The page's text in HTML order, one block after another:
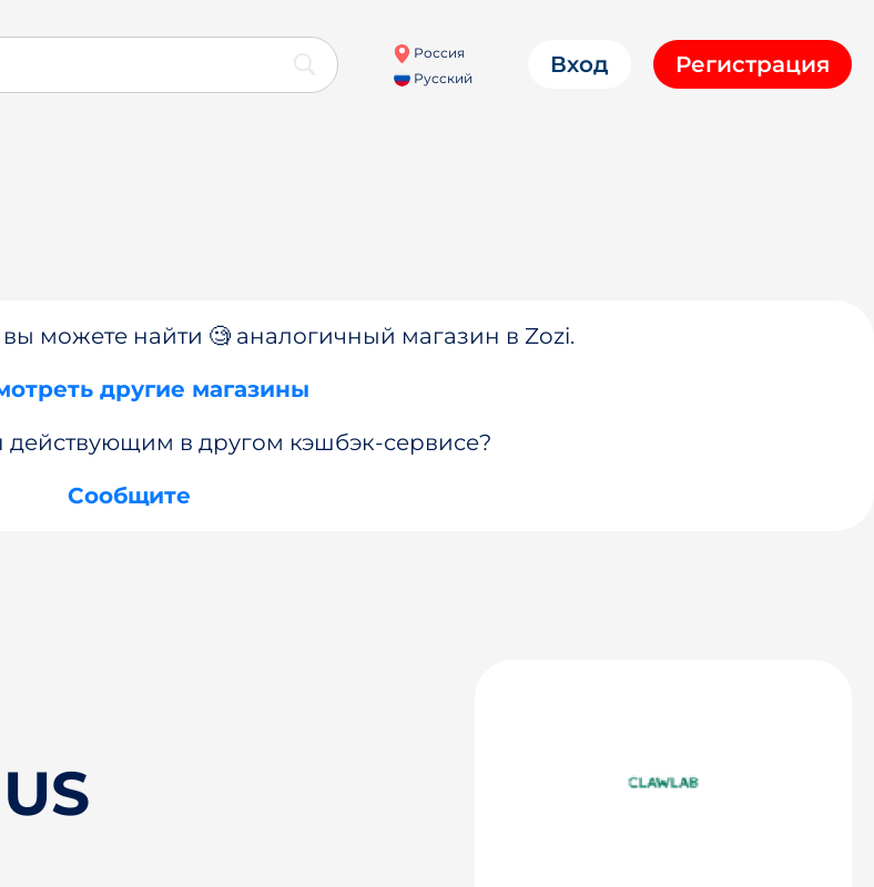
Россия
Русский
Вход Регистрация
вы можете найти 🧐 аналогичный магазин в Zozi.
другие магазины
действующим в другом кэшбэк-сервисе?
Сообщите